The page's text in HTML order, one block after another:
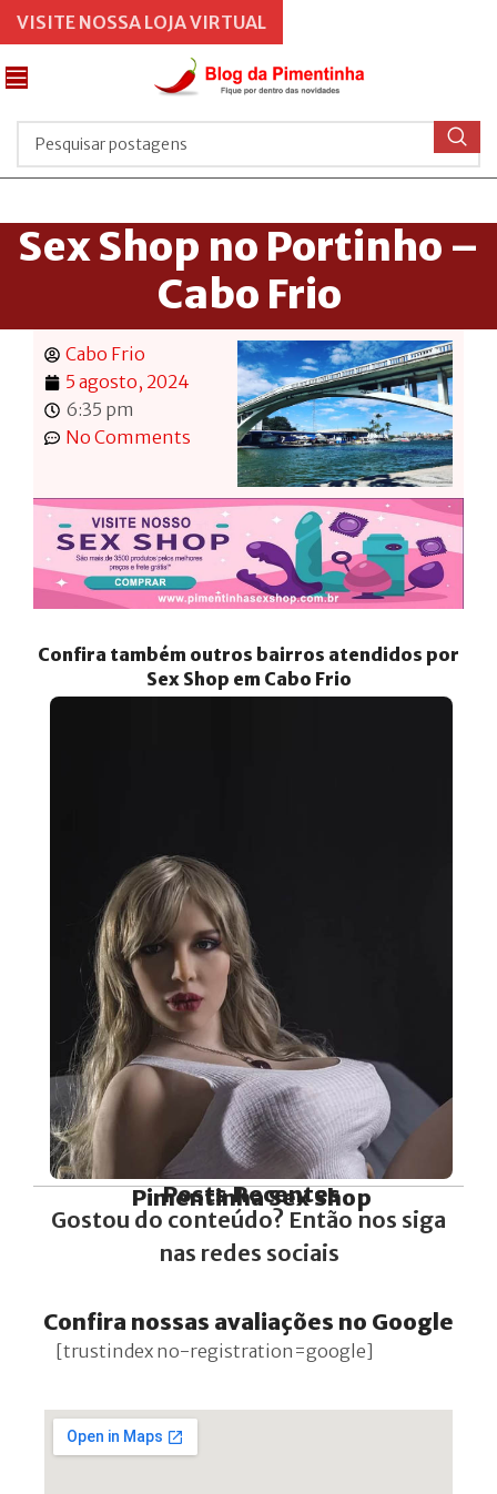
Sex Shop no Portinho –
Cabo Frio
Cabo Frio
5 agosto, 2024
6:35 pm
No Comments
Confira também outros bairros atendidos por
Sex Shop em Cabo Frio
Conheça agora a
Boneca Sexual Ultra
VER PREÇO
Posts Recentes
Pimentinha Sex Shop
Gostou do conteúdo? Então nos siga
nas redes sociais
Confira nossas avaliações no Google
[trustindex no-registration=google]
VISITE NOSSA LOJA VIRTUAL